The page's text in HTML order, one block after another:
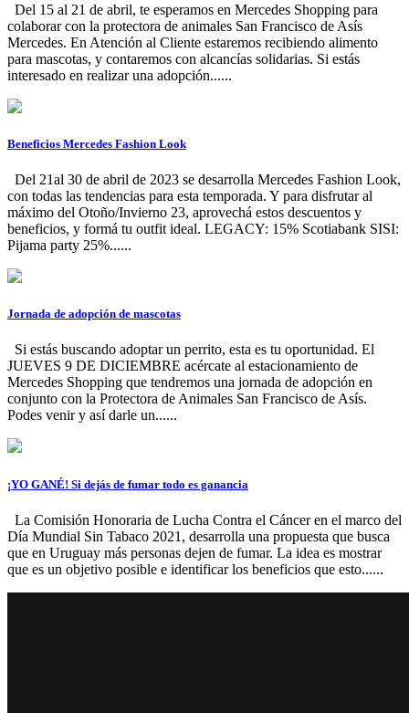
Del 15 al 21 de abril, te esperamos en Mercedes Shopping para
colaborar con la protectora de animales San Francisco de Asís
Mercedes. En Atención al Cliente estaremos recibiendo alimento
para mascotas, y contaremos con alcancías solidarias. Si estás
interesado en realizar una adopción......
Beneficios Mercedes Fashion Look
Del 21al 30 de abril de 2023 se desarrolla Mercedes Fashion Look,
con todas las tendencias para esta temporada. Y para disfrutar al
máximo del Otoño/Invierno 23, aprovechá estos descuentos y
beneficios, y formá tu outfit ideal. LEGACY: 15% Scotiabank SISI:
Pijama party 25%......
Jornada de adopción de mascotas
Si estás buscando adoptar un perrito, esta es tu oportunidad. El
JUEVES 9 DE DICIEMBRE acércate al estacionamiento de
Mercedes Shopping que tendremos una jornada de adopción en
conjunto con la Protectora de Animales San Francisco de Asís.
Podes venir y así darle un......
¡YO GANÉ! Si dejás de fumar todo es ganancia
La Comisión Honoraria de Lucha Contra el Cáncer en el marco del
Día Mundial Sin Tabaco 2021, desarrolla una propuesta que busca
que en Uruguay más personas dejen de fumar. La idea es mostrar
que es un objetivo posible e identificar los beneficios que esto......